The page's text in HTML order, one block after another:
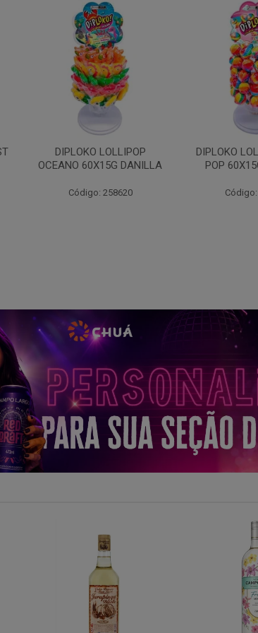
DIPLOKO LOLLIPOP ARCO
POP 60X15G DANILLA
Código: 258621
DIPLOKO
CUBO